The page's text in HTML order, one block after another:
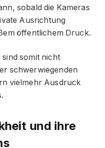
sobald die Kameras
Ausrichtung
öffentlichem Druck.
sind somit nicht
schwerwiegenden
vielmehr Ausdruck
und ihre